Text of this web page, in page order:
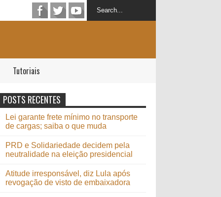
Tutoriais
POSTS RECENTES
Lei garante frete mínimo no transporte
de cargas; saiba o que muda
PRD e Solidariedade decidem pela
neutralidade na eleição presidencial
Atitude irresponsável, diz Lula após
revogação de visto de embaixadora